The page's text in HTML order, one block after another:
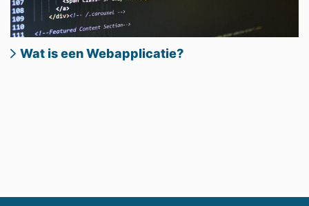
Wat is een Webapplicatie?